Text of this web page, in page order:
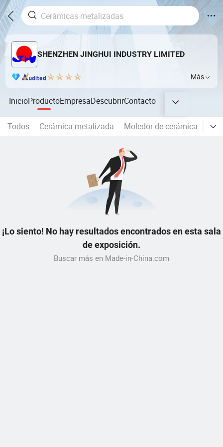
SHENZHEN JINGHUI INDUSTRY LIMITED
Más
InicioProductoEmpresaDescubrirContacto
Todos Cerámica metalizada Moledor de cerámica El
¡Lo siento! No hay resultados encontrados en esta sala
de exposición.
Buscar más en Made-in-China.com